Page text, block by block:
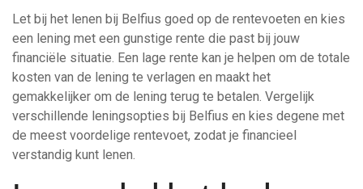
Let bij het lenen bij Belfius goed op de rentevoeten en kies
een lening met een gunstige rente die past bij jouw
financiële situatie. Een lage rente kan je helpen om de totale
kosten van de lening te verlagen en maakt het
gemakkelijker om de lening terug te betalen. Vergelijk
verschillende leningsopties bij Belfius en kies degene met
de meest voordelige rentevoet, zodat je financieel
verstandig kunt lenen.